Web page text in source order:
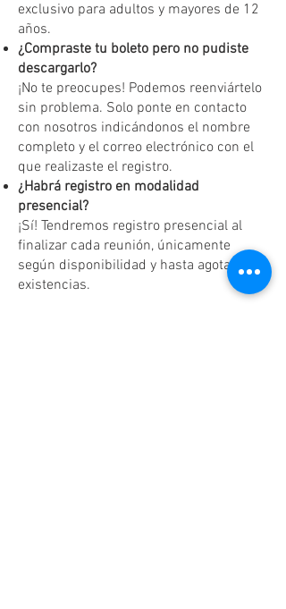
exclusivo para adultos y mayores de 12
años.
¿Compraste tu boleto pero no pudiste
descargarlo?
¡No te preocupes! Podemos reenviártelo
sin problema. Solo ponte en contacto
con nosotros indicándonos el nombre
completo y el correo electrónico con el
que realizaste el registro.
¿Habrá registro en modalidad
presencial?
¡Sí! Tendremos registro presencial al
finalizar cada reunión, únicamente
según disponibilidad y hasta agotar
existencias.